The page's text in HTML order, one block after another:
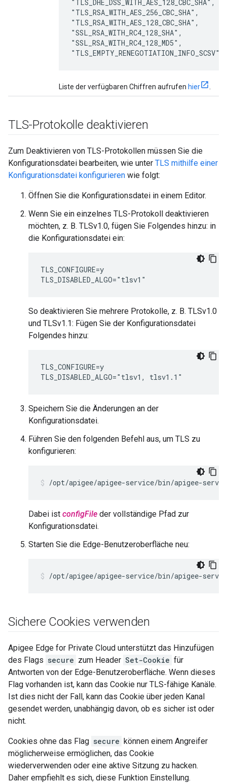
"TLS_DHE_DSS_WITH_AES_128_CBC_SHA",
"TLS_RSA_WITH_AES_256_CBC_SHA",
"TLS_RSA_WITH_AES_128_CBC_SHA",
"SSL_RSA_WITH_RC4_128_SHA",
"SSL_RSA_WITH_RC4_128_MD5",
"TLS_EMPTY_RENEGOTIATION_INFO_SCSV"
Liste der verfügbaren Chiffren aufrufen hier
TLS-Protokolle deaktivieren
Zum Deaktivieren von TLS-Protokollen müssen Sie die
Konfigurationsdatei bearbeiten, wie unter TLS mithilfe einer
Konfigurationsdatei konfigurieren wie folgt:
Öffnen Sie die Konfigurationsdatei in einem Editor.
Wenn Sie ein einzelnes TLS-Protokoll deaktivieren
möchten, z. B. TLSv1.0, fügen Sie Folgendes hinzu: in
die Konfigurationsdatei ein:
TLS_CONFIGURE=y
TLS_DISABLED_ALGO="tlsv1"
So deaktivieren Sie mehrere Protokolle, z. B. TLSv1.0
und TLSv1.1: Fügen Sie der Konfigurationsdatei
Folgendes hinzu:
TLS_CONFIGURE=y
TLS_DISABLED_ALGO="tlsv1, tlsv1.1"
Speichern Sie die Änderungen an der
Konfigurationsdatei.
Führen Sie den folgenden Befehl aus, um TLS zu
konfigurieren:
/opt/apigee/apigee-service/bin/apigee-
Dabei ist configFile der vollständige Pfad zur
Konfigurationsdatei.
Starten Sie die Edge-Benutzeroberfläche neu:
/opt/apigee/apigee-service/bin/apigee-
Sichere Cookies verwenden
Apigee Edge for Private Cloud unterstützt das Hinzufügen
des Flags secure zum Header Set-Cookie für
Antworten von der Edge-Benutzeroberfläche. Wenn dieses
Flag vorhanden ist, kann das Cookie nur TLS-fähige Kanäle.
Ist dies nicht der Fall, kann das Cookie über jeden Kanal
gesendet werden, unabhängig davon, ob es sicher ist oder
nicht.
Cookies ohne das Flag secure können einem Angreifer
möglicherweise ermöglichen, das Cookie
wiederverwenden oder eine aktive Sitzung zu hacken.
Daher empfiehlt es sich, diese Funktion Einstellung.